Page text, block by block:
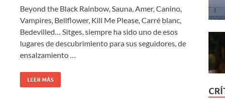
Beyond the Black Rainbow, Sauna, Amer, Canino,
Vampires, Bellflower, Kill Me Please, Carré blanc,
Bedevilled… Sitges, siempre ha sido uno de esos
lugares de descubrimiento para sus seguidores, de
ensalzamiento …
LEER MÁS